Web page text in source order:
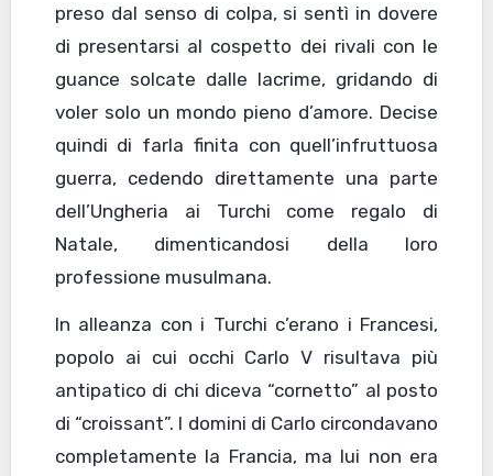
preso dal senso di colpa, si sentì in dovere
di presentarsi al cospetto dei rivali con le
guance solcate dalle lacrime, gridando di
voler solo un mondo pieno d’amore. Decise
quindi di farla finita con quell’infruttuosa
guerra, cedendo direttamente una parte
dell’Ungheria ai Turchi come regalo di
Natale, dimenticandosi della loro
professione musulmana.
In alleanza con i Turchi c’erano i Francesi,
popolo ai cui occhi Carlo V risultava più
antipatico di chi diceva “cornetto” al posto
di “croissant”. I domini di Carlo circondavano
completamente la Francia, ma lui non era